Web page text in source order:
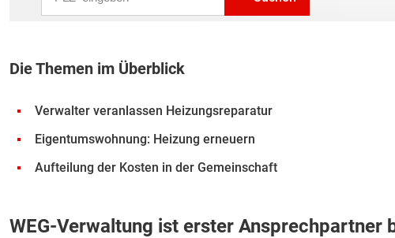
Die Themen im Überblick
Verwalter veranlassen Heizungsreparatur
Eigentumswohnung: Heizung erneuern
Aufteilung der Kosten in der Gemeinschaft
WEG-Verwaltung ist erster Ansprechpartner